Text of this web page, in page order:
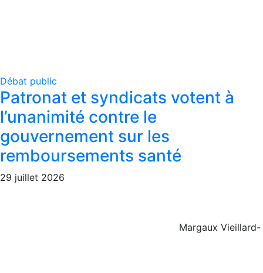
Débat public
Patronat et syndicats votent à
l’unanimité contre le
gouvernement sur les
remboursements santé
29 juillet 2026
Margaux Vieillard-